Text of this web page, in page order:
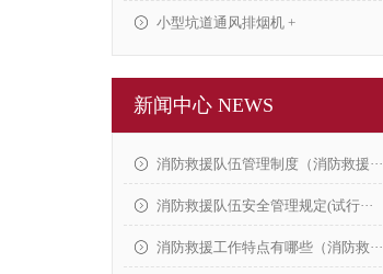
小型坑道通风排烟机 +
新闻中心 NEWS
消防救援队伍管理制度（消防救援···
消防救援队伍安全管理规定(试行···
消防救援工作特点有哪些（消防救···